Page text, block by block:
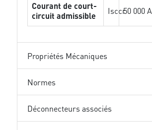
Courant de court-
circuit admissible
Isccr50 000 A
Propriétés Mécaniques
Normes
Déconnecteurs associés